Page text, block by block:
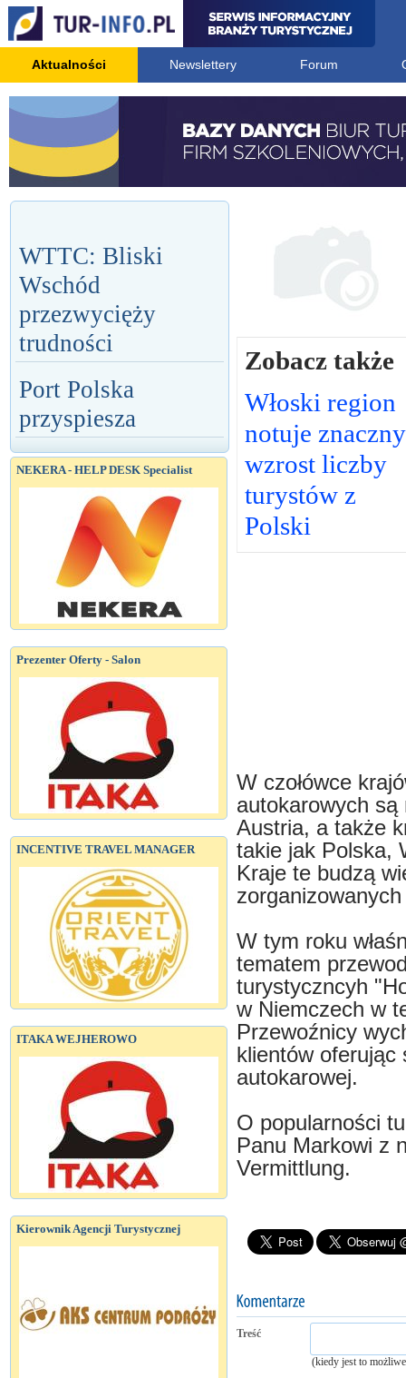
Aktualności Newslettery Forum
WTTC: Bliski
Wschód
przezwycięży
trudności
Port Polska
przyspiesza
NEKERA - HELP DESK Specialist
Prezenter Oferty - Salon
INCENTIVE TRAVEL MANAGER
ITAKA WEJHEROWO
Kierownik Agencji Turystycznej
Zobacz także
Włoski region
notuje znaczny
wzrost liczby
turystów z
Polski
W czołówce
autokarowych są
Austria, a także
takie jak Polska,
Kraje te budzą
W tym roku
tematem
turystyczncyh
w Niemczech w
Przewoźnicy
klientów oferując
autokarowej.
O popularności
Panu Markowi z
Vermittlung.
Treść
(kiedy jest to